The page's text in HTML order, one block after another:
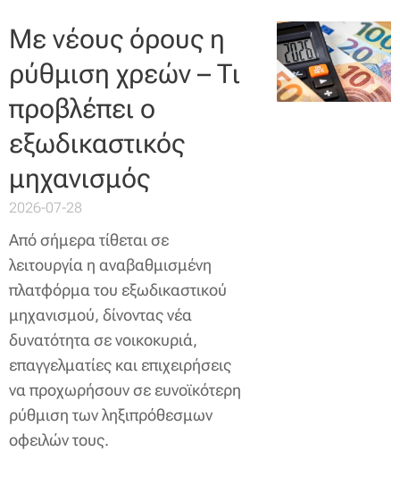
Με νέους όρους η
ρύθμιση χρεών – Τι
προβλέπει ο
εξωδικαστικός
μηχανισμός
2026-07-28
Από σήμερα τίθεται σε
λειτουργία η αναβαθμισμένη
πλατφόρμα του εξωδικαστικού
μηχανισμού, δίνοντας νέα
δυνατότητα σε νοικοκυριά,
επαγγελματίες και επιχειρήσεις
να προχωρήσουν σε ευνοϊκότερη
ρύθμιση των ληξιπρόθεσμων
οφειλών τους.